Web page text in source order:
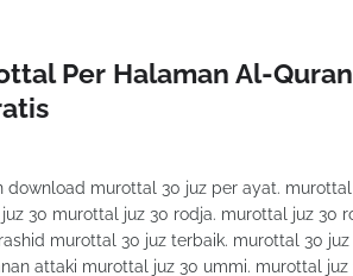
Per Halaman Al-
murottal 30 juz per ayat.
30 murottal juz 30 rodja. murottal juz 30
murottal 30 juz terbaik. murottal 30
attaki murottal juz 30 ummi. murottal